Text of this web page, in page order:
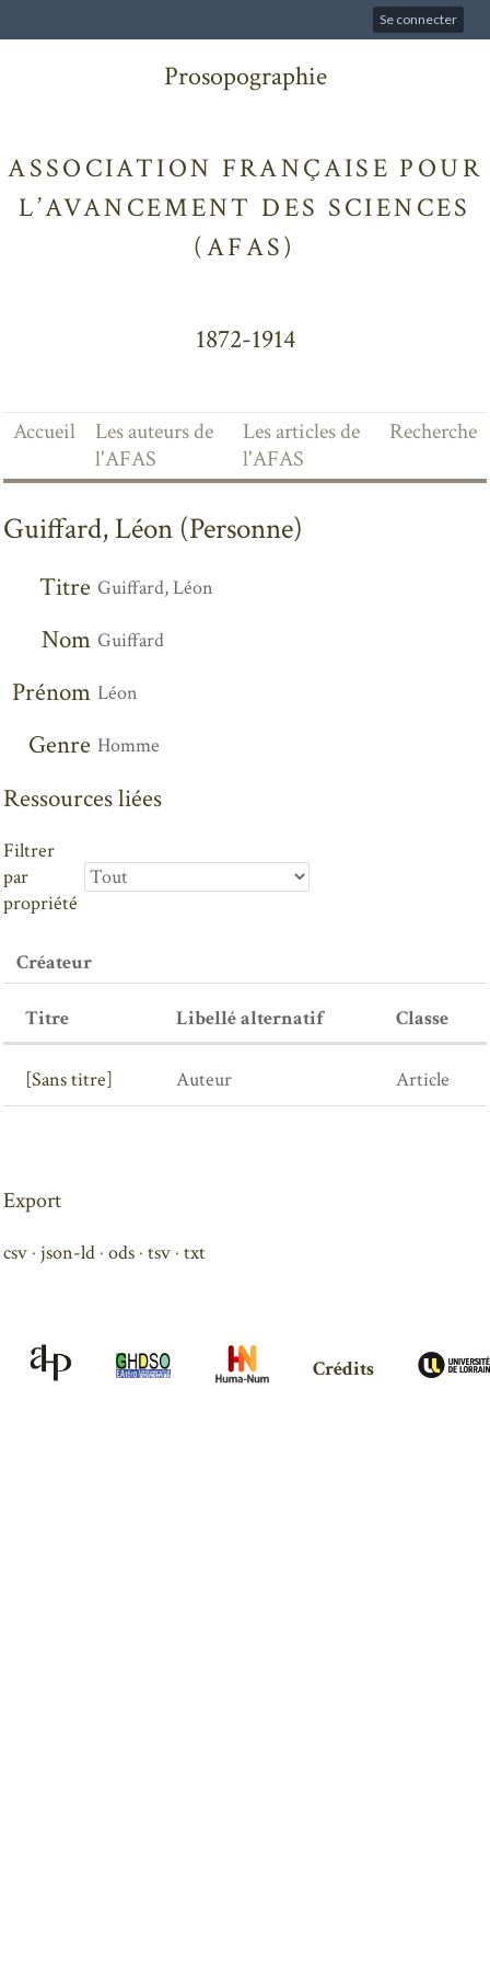
Se connecter
Prosopographie
ASSOCIATION FRANÇAISE POUR
L’AVANCEMENT DES SCIENCES
(AFAS)
1872-1914
Accueil
Les auteurs de
l'AFAS
Les articles de
l'AFAS
Recherche
Guiffard, Léon (Personne)
Titre Guiffard, Léon
Nom Guiffard
Prénom Léon
Genre Homme
Ressources liées
Filtrer
par
propriété
Créateur
Titre Libellé alternatif Classe
[Sans titre] Auteur Article
Export
csv json-ld ods tsv txt
Crédits